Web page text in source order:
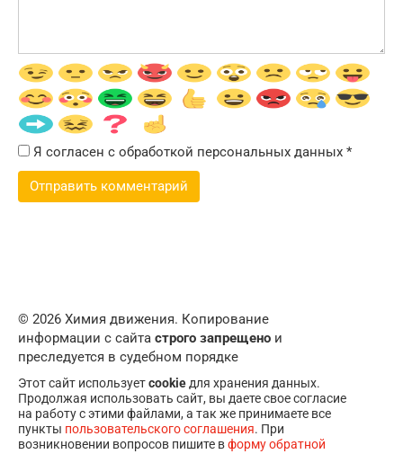
Я согласен с обработкой персональных данных *
© 2026 Химия движения. Копирование
информации с сайта строго запрещено и
преследуется в судебном порядке
Этот сайт используетcookieдля хранения данных.
Продолжая использовать сайт, вы даете свое согласие
на работу с этими файлами, а так же принимаете все
пункты пользовательского соглашения. При
возникновении вопросов пишите вформу обратной